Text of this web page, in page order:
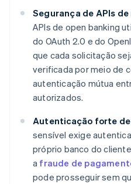
Segurança de APIs
APIs de open banking
do OAuth 2.0 e do
que cada solicitação
verificada por meio de
autenticação mútua
autorizados.
Autenticação forte de
sensível exige
próprio banco do
a fraude de
pode prosseguir sem